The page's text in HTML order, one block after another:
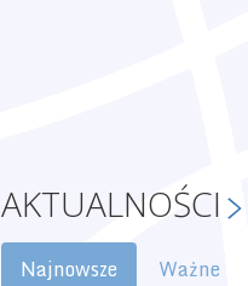
AKTUALNOŚCI
Najnowsze Ważne